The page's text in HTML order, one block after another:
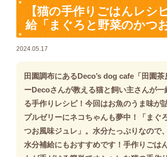
【猫の手作りごはんレシ
給「まぐろと野菜のかつ
2024.05.17
田園調布にあるDeco’s dog cafe「田園
ーDecoさんが教える猫と飼い主さんが一
る手作りレシピ！今回はお魚のうま味が
プルゼリーにネコちゃんも夢中！「まぐ
つお風味ジュレ」。水分たっぷりなので
水分補給にもおすすめです！手作りごは